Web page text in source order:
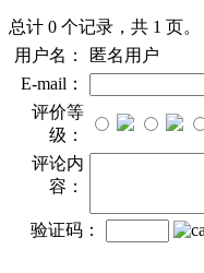
总计 0 个记录，共 1 页。
用户名：
匿名用户
E-mail：
评价等
级：
评论内
容：
验证码：